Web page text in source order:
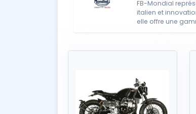
FB-Mondial
italien et
elle offre une